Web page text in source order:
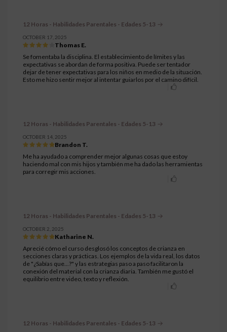
12 Horas - Habilidades Parentales - Edades 5-13
OCTOBER 17, 2025
Thomas E.
Se fomentaba la disciplina. El establecimiento de límites y las
expectativas se abordan de forma positiva. Puede ser tentador
dejar de tener expectativas para los niños en medio de la situación.
Esto me hizo sentir mejor al intentar guiarlos por el camino difícil.
12 Horas - Habilidades Parentales - Edades 5-13
OCTOBER 14, 2025
Brandon T.
Me ha ayudado a comprender mejor algunas cosas que estoy
haciendo mal con mis hijos y también me ha dado las herramientas
para corregir mis acciones.
12 Horas - Habilidades Parentales - Edades 5-13
OCTOBER 2, 2025
Katharine N.
Aprecié cómo el curso desglosó los conceptos de crianza en
secciones claras y prácticas. Los ejemplos de la vida real, los datos
de "¿Sabías que...?" y las estrategias paso a paso facilitaron la
conexión del material con la crianza diaria. También me gustó el
equilibrio entre video, texto y reflexión.
12 Horas - Habilidades Parentales - Edades 5-13